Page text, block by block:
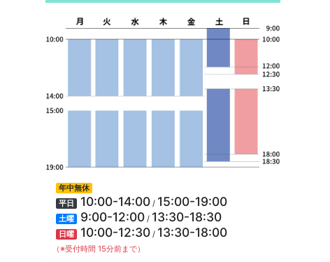
年中無休
平日
10:00-14:00 / 15:00-19:00
土曜 9:00-12:00 / 13:30-18:30
日曜 10:00-12:30 / 13:30-18:00
（※受付時間 15分前まで）